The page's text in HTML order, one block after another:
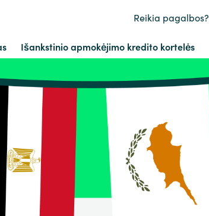
Reikia pagalbos?
Išankstinio apmokėjimo kredito kortelės